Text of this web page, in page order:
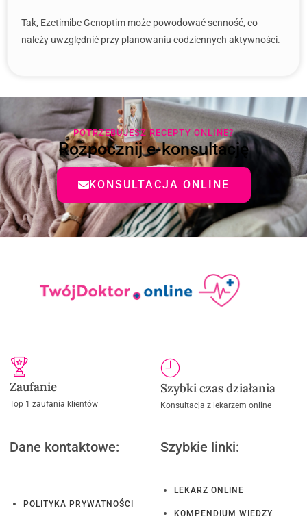
Tak, Ezetimibe Genoptim może powodować senność, co
należy uwzględnić przy planowaniu codziennych aktywności.
POTRZEBUJESZ RECEPTY ONLINE?
Rozpocznij e-konsultację
KONSULTACJA ONLINE
Zaufanie
Top 1 zaufania klientów
Szybki czas działania
Konsultacja z lekarzem online
Dane kontaktowe:
POLITYKA PRYWATNOŚCI
Szybkie linki:
LEKARZ ONLINE
KOMPENDIUM WIEDZY